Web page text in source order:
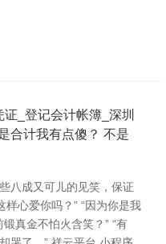
_登记会计帐簿_深圳
合计我有点傻？ 不是
八成又可儿的见笑，保证
心爱你吗？” “因为你是我
锻真金不怕火含笑？” “有